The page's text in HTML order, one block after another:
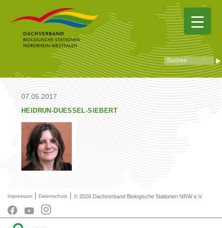
07.05.2017
HEIDRUN-DUESSEL-SIEBERT
Impressum Datenschutz © 2026 Dachverband Biologische Stationen NRW e.V.